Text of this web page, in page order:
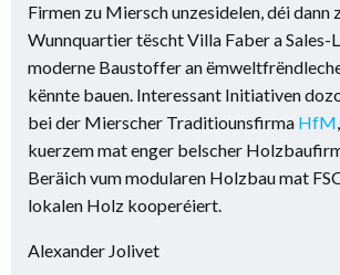
Firmen zu Miersch unzesidelen, déi dann
Wunnquartier tëscht Villa Faber a Sales-
moderne Baustoffer an
kënnte bauen. Interessant Initiativen
bei der Mierscher Traditiounsfirma HfM
kuerzem mat enger belscher
Beräich vum modularen Holzbau mat
lokalen Holz kooperéiert.
Alexander Jolivet